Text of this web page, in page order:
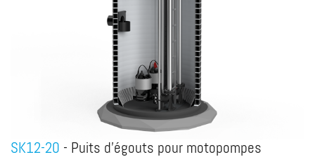
SK12-20 - Puits d’égouts pour motopompes